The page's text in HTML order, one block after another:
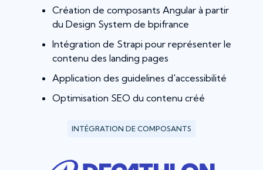
Création de composants Angular à partir
du Design System de bpifrance
Intégration de Strapi pour représenter le
contenu des landing pages
Application des guidelines d'accessibilité
Optimisation SEO du contenu créé
INTÉGRATION DE COMPOSANTS